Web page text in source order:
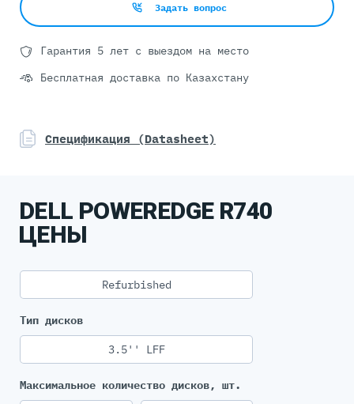
Задать вопрос
Гарантия 5 лет с выездом на место
Бесплатная доставка по Казахстану
Спецификация (Datasheet)
DELL POWEREDGE R740
ЦЕНЫ
Refurbished
Тип дисков
3.5'' LFF
Максимальное количество дисков, шт.